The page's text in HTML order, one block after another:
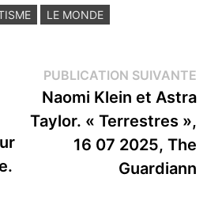
LE MONDE
:
PUBLICATION SUIVANTE
Naomi Klein et Astra
Taylor. « Terrestres »,
16 07 2025, The
Guardiann